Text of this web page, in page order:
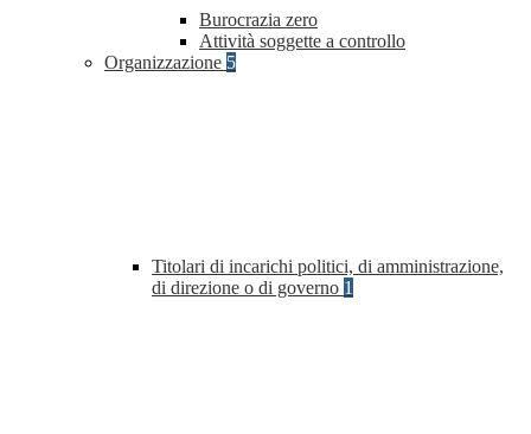
Burocrazia zero
Attività soggette a controllo
Organizzazione 5
Titolari di incarichi politici, di amministrazione,
di direzione o di governo 1